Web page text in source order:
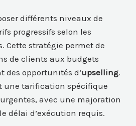
différents niveaux de
progressifs selon les
Cette stratégie permet de
de clients aux budgets
des opportunités d’upselling.
une tarification spécifique
avec une majoration
délai d’exécution requis.